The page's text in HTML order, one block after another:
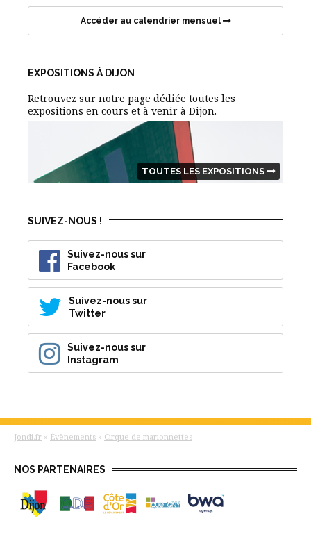
Accéder au calendrier mensuel
EXPOSITIONS À DIJON
Retrouvez sur notre page dédiée toutes les
expositions en cours et à venir à Dijon.
TOUTES LES EXPOSITIONS
SUIVEZ-NOUS !
Suivez-nous sur
Facebook
Suivez-nous sur
Twitter
Suivez-nous sur
Instagram
Jondi.fr » Évènements » Cirque de marionnettes
NOS PARTENAIRES